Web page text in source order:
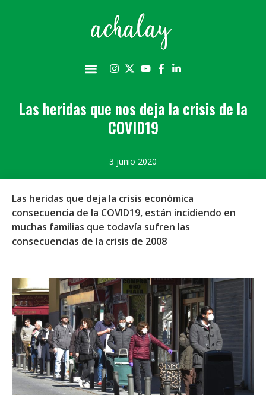
Las heridas que nos deja la crisis de la
COVID19
3 junio 2020
Las heridas que deja la crisis económica
consecuencia de la COVID19, están incidiendo en
muchas familias que todavía sufren las
consecuencias de la crisis de 2008